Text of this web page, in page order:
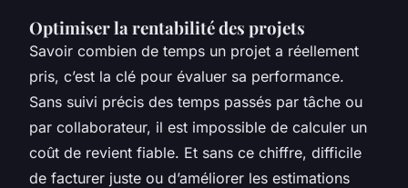
Optimiser la rentabilité des projets
Savoir combien de temps un projet a réellement
pris, c’est la clé pour évaluer sa performance.
Sans suivi précis des temps passés par tâche ou
par collaborateur, il est impossible de calculer un
coût de revient fiable. Et sans ce chiffre, difficile
de facturer juste ou d’améliorer les estimations